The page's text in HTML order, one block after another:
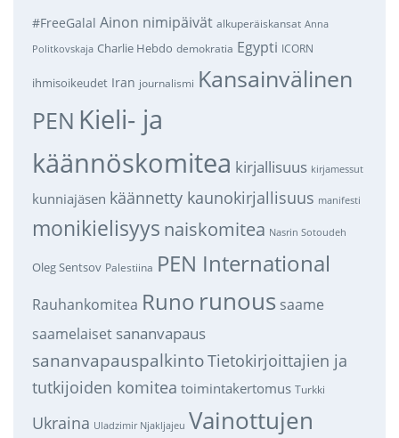
#FreeGalal Ainon nimipäivät alkuperäiskansat Anna
Politkovskaja Charlie Hebdo demokratia Egypti ICORN
ihmisoikeudet Iran journalismi Kansainvälinen
PEN Kieli- ja
käännöskomitea kirjallisuus kirjamessut
kunniajäsen käännetty kaunokirjallisuus manifesti
monikielisyys naiskomitea Nasrin Sotoudeh
Oleg Sentsov Palestiina PEN International
Rauhankomitea Runo runous saame
saamelaiset sananvapaus
sananvapauspalkintoTietokirjoittajien ja
tutkijoiden komitea toimintakertomus Turkki
Ukraina Uladzimir Njakljajeu Vainottujen